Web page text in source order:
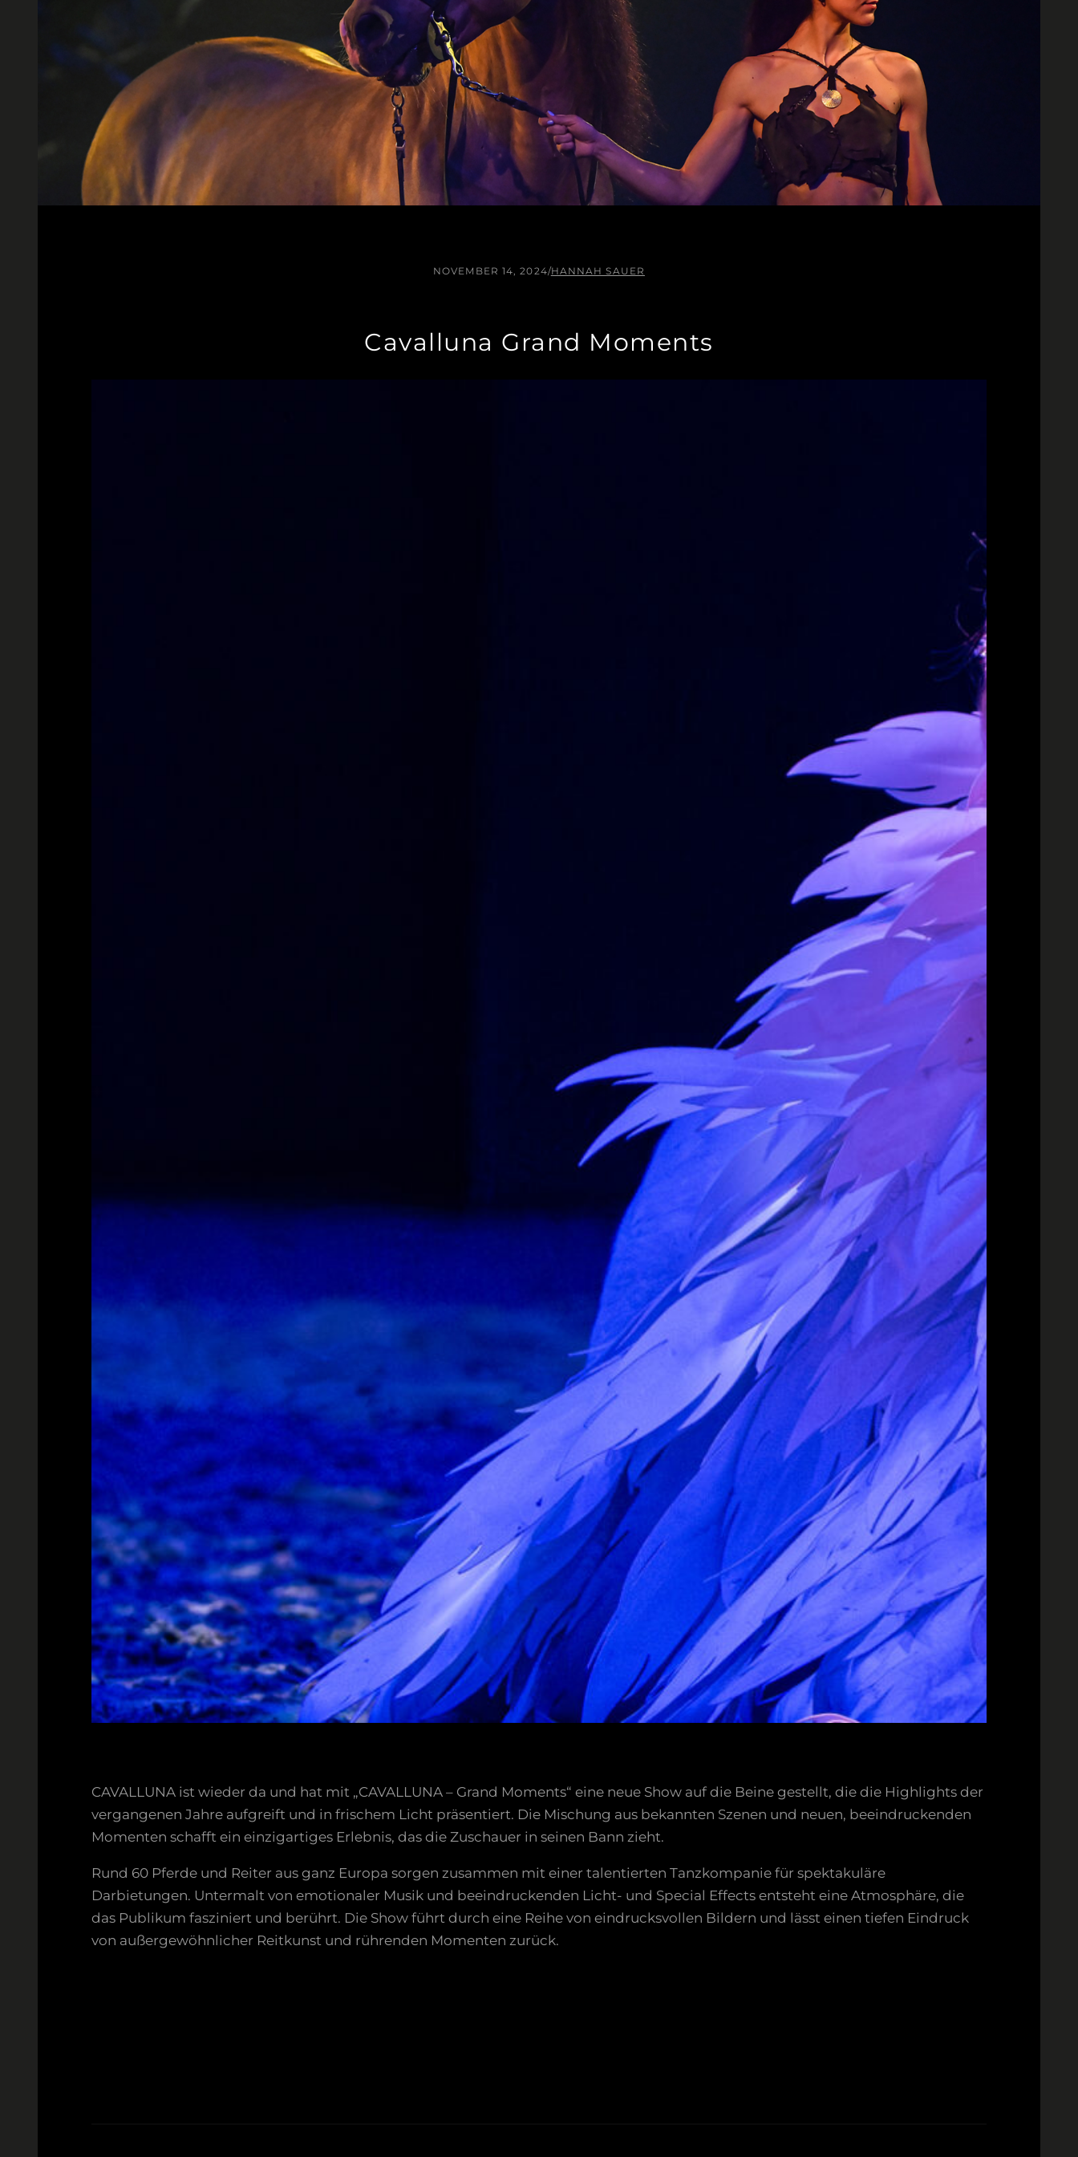
NOVEMBER 14, 2024/HANNAH SAUER
Cavalluna Grand Moments
CAVALLUNA ist wieder da und hat mit „CAVALLUNA – Grand Moments“ eine neue Show auf die Beine gestellt, die die Highlights der
vergangenen Jahre aufgreift und in frischem Licht präsentiert. Die Mischung aus bekannten Szenen und neuen, beeindruckenden
Momenten schafft ein einzigartiges Erlebnis, das die Zuschauer in seinen Bann zieht.
Rund 60 Pferde und Reiter aus ganz Europa sorgen zusammen mit einer talentierten Tanzkompanie für spektakuläre
Darbietungen. Untermalt von emotionaler Musik und beeindruckenden Licht- und Special Effects entsteht eine Atmosphäre, die
das Publikum fasziniert und berührt. Die Show führt durch eine Reihe von eindrucksvollen Bildern und lässt einen tiefen Eindruck
von außergewöhnlicher Reitkunst und rührenden Momenten zurück.